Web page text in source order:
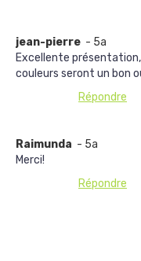
jean-pierre - 5a
Excellente
couleurs seront un bon
Répondre
Raimunda - 5a
Merci!
Répondre